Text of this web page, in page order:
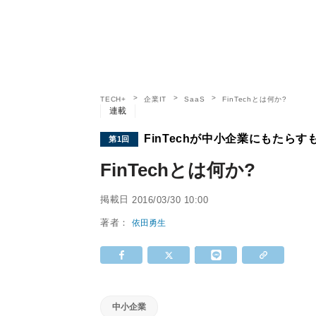
TECH+ 企業IT SaaS FinTechとは何か?
連載
第1回 FinTechが中小企業にもたらす
FinTechとは何か?
掲載日 2016/03/30 10:00
著者：依田勇生
中小企業